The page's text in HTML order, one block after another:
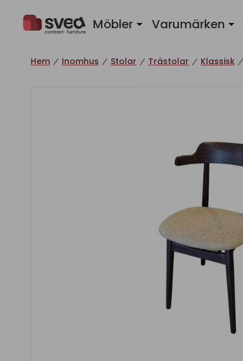
Möbler Varumärken
Hem Inomhus Stolar Trästolar Klassisk